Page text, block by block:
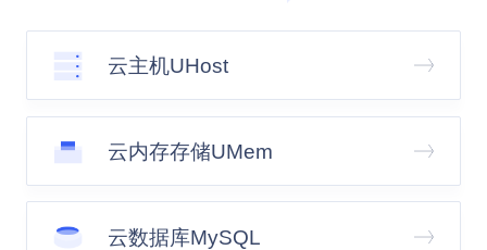
云主机UHost
云内存存储UMem
云数据库MySQL